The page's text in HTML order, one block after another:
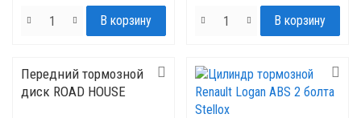
Передний тормозной
диск ROAD HOUSE